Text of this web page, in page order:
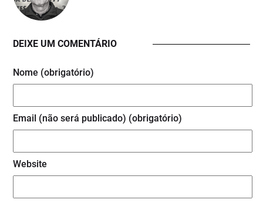
DEIXE UM COMENTÁRIO
Nome (obrigatório)
Email (não será publicado) (obrigatório)
Website